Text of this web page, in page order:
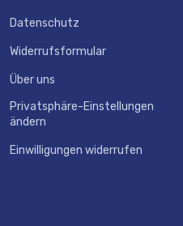
Datenschutz
Widerrufsformular
Über uns
Privatsphäre-Einstellungen
ändern
Einwilligungen widerrufen